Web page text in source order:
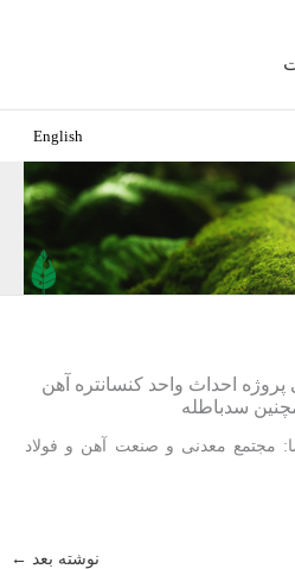
English
احداث واحد کنسانتره آهن
مجتمع معدنی و صنعت آهن و فولاد
نوشته بعد ←
درباره ما
پروژه‌های
تماس با ما